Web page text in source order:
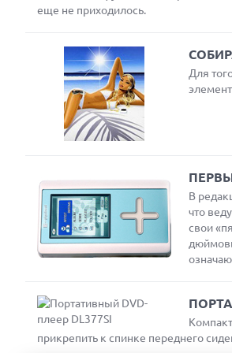
еще не приходилось.
Для
В
что
свои
прикрепить к спинке переднего